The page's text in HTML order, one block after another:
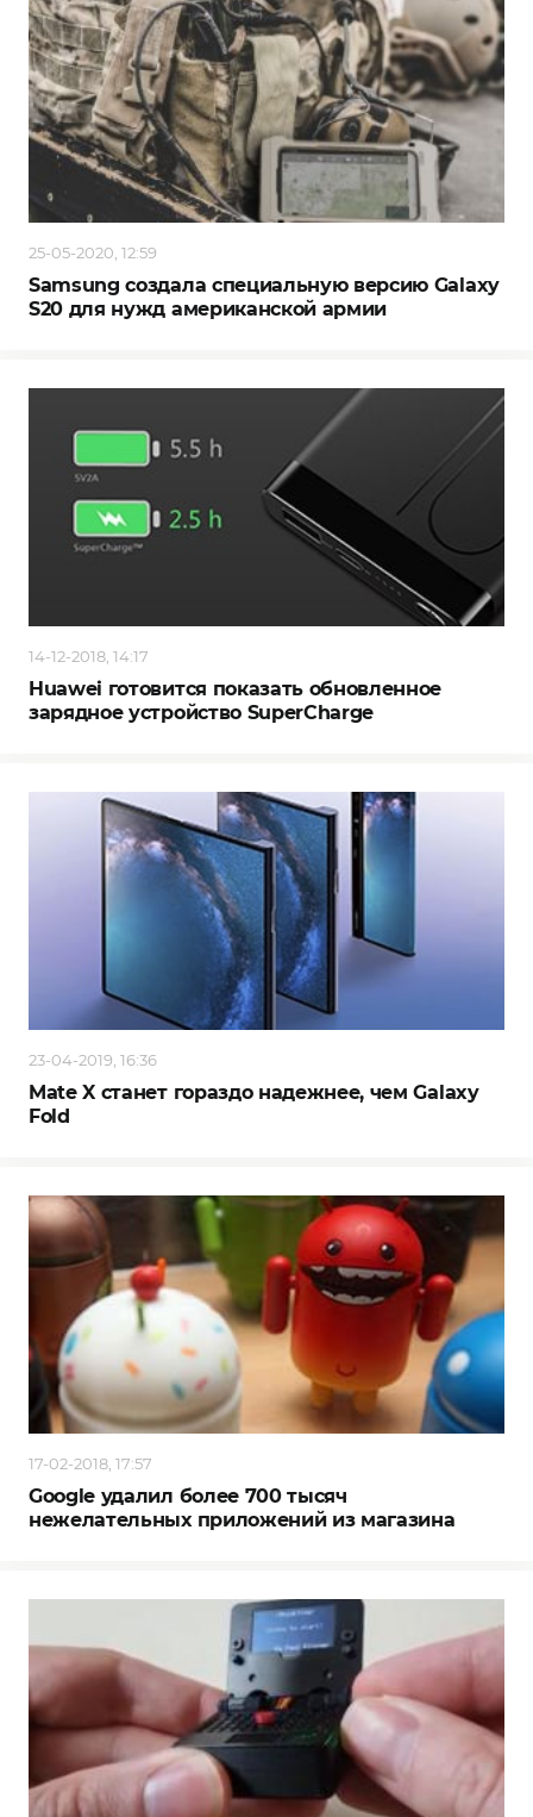
25-05-2020, 12:59
Samsung создала специальную версию Galaxy
S20 для нужд американской армии
14-12-2018, 14:17
Huawei готовится показать обновленное
зарядное устройство SuperCharge
23-04-2019, 16:36
Mate X станет гораздо надежнее, чем Galaxy
Fold
17-02-2018, 17:57
Google удалил более 700 тысяч
нежелательных приложений из магазина